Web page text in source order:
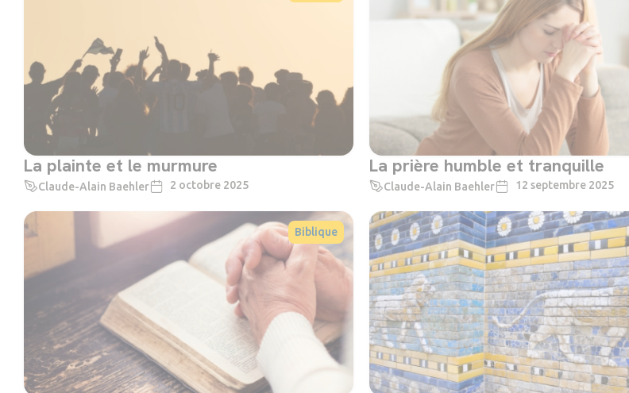
La plainte et le murmure
Claude-Alain Baehler 2 octobre 2025
La prière humble et tranquille
Claude-Alain Baehler 12 septembre 2025
Biblique